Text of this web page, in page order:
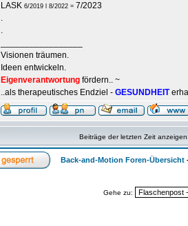
LASK 6/2019 l 8/2022 = 7/2023
.
.
Visionen träumen.
Ideen entwickeln.
Eigenverantwortung fördern.. ~
..als therapeutisches Endziel - GESUNDHEIT
Beiträge der letzten Zeit
Back-and-Motion Foren-Übersicht
Gehe zu: